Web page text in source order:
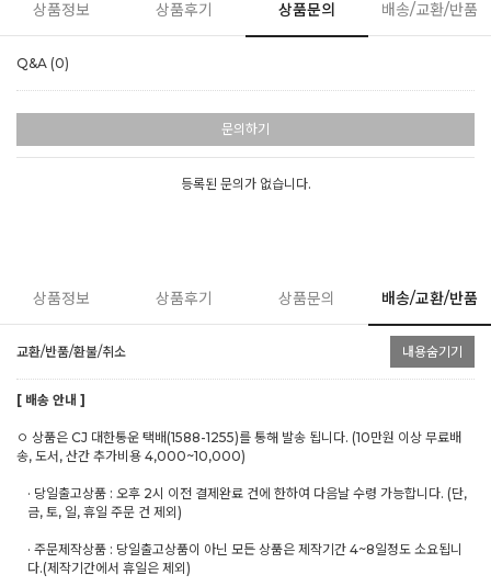
상품정보 상품후기 상품문의 배송/교환/반품
Q&A (0)
문의하기
등록된 문의가 없습니다.
상품정보 상품후기 상품문의 배송/교환/반품
교환/반품/환불/취소 내용숨기기
[ 배송 안내 ]
ㅇ 상품은 CJ 대한통운 택배(1588-1255)를 통해 발송 됩니다. (10만원 이상 무료배
송, 도서, 산간 추가비용 4,000~10,000)
· 당일출고상품 : 오후 2시 이전 결제완료 건에 한하여 다음날 수령 가능합니다. (단,
금, 토, 일, 휴일 주문 건 제외)
· 주문제작상품 : 당일출고상품이 아닌 모든 상품은 제작기간 4~8일정도 소요됩니
다.(제작기간에서 휴일은 제외)